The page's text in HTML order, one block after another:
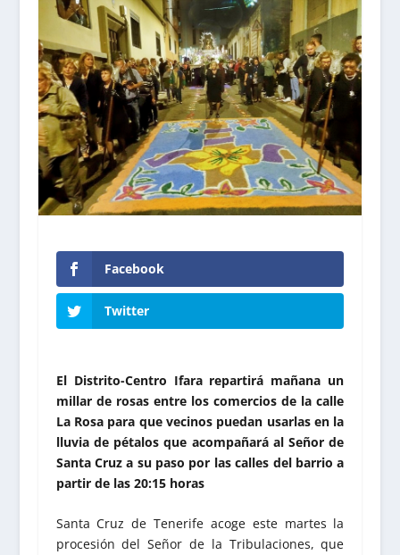
Facebook
Twitter
El Distrito-Centro Ifara repartirá mañana un
millar de rosas entre los comercios de la calle
La Rosa para que vecinos puedan usarlas en la
lluvia de pétalos que acompañará al Señor de
Santa Cruz a su paso por las calles del barrio a
partir de las 20:15 horas
Santa Cruz de Tenerife acoge este martes la
procesión del Señor de la Tribulaciones, que